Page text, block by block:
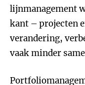
lijnmanagement
kant – projecten
verandering,
vaak minder